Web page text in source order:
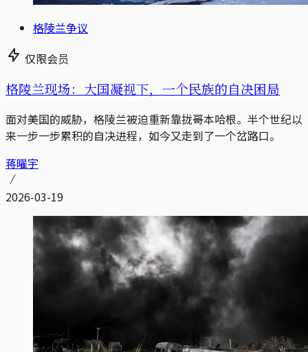
格陵兰争议
仅限会员
格陵兰现场：大国凝视下，一个民族的自决困局
面对美国的威胁，格陵兰被迫重新靠拢哥本哈根。半个世纪以
来一步一步累积的自决进程，如今又走到了一个岔路口。
蒋曜宇
2026-03-19